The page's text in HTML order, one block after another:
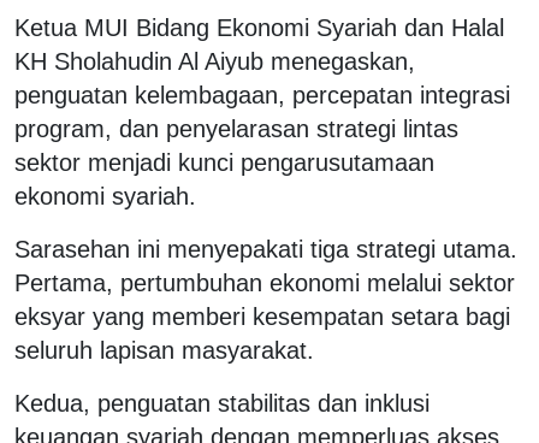
Ketua MUI Bidang Ekonomi Syariah dan Halal
KH Sholahudin Al Aiyub menegaskan,
penguatan kelembagaan, percepatan integrasi
program, dan penyelarasan strategi lintas
sektor menjadi kunci pengarusutamaan
ekonomi syariah.
Sarasehan ini menyepakati tiga strategi utama.
Pertama, pertumbuhan ekonomi melalui sektor
eksyar yang memberi kesempatan setara bagi
seluruh lapisan masyarakat.
Kedua, penguatan stabilitas dan inklusi
keuangan syariah dengan memperluas akses